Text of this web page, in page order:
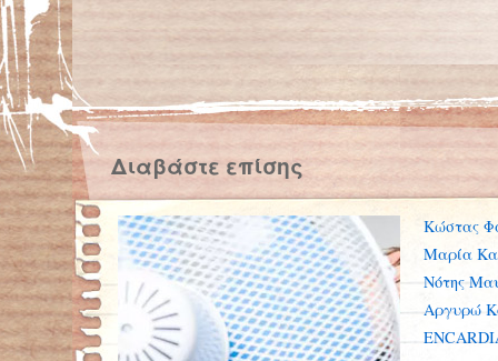
Διαβάστε επίσης
Κώστας
Μαρία
Νότης
Αργυρώ